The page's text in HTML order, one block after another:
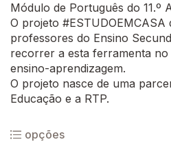
Módulo de Português do 11.º
O projeto #ESTUDOEMCASA
professores do Ensino
recorrer a esta ferramenta no
ensino-aprendizagem.
O projeto nasce de uma
Educação e a RTP.
opções